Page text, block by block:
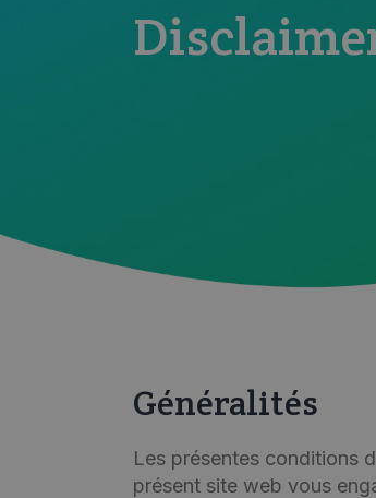
Généralités
Les présentes conditions
présent site web vous